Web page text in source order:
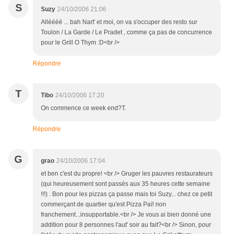
S Suzy 24/10/2006 21:06
Alléééé ... bah Nart' et moi, on va s'occuper des resto sur
Toulon / La Garde / Le Pradet , comme ça pas de concurrence
pour le Grill O Thym :D<br />
Répondre
T Tibo 24/10/2006 17:20
On commence ce week end?T.
Répondre
G grao 24/10/2006 17:04
et ben c'est du propre! <br /> Gruger les pauvres restaurateurs
(qui heureusement sont passés aux 35 heures cette semaine
!!!) . Bon pour les pizzas ça passe mais toi Suzy... chez ce petit
commerçant de quartier qu'est Pizza Paï! non
franchement...insupportable.<br /> Je vous ai bien donné une
addition pour 8 personnes l'aut' soir au fait?<br /> Sinon, pour